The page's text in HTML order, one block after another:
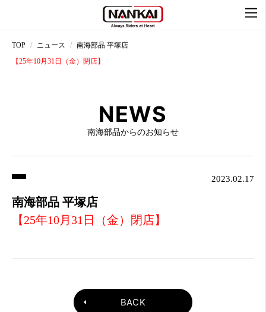
TOP ニュース
南海部品 平塚店
【25年10月31日（金）閉店】
NEWS
南海部品からのお知らせ
2023.02.17
南海部品 平塚店
【25年10月31日（金）閉店】
BACK